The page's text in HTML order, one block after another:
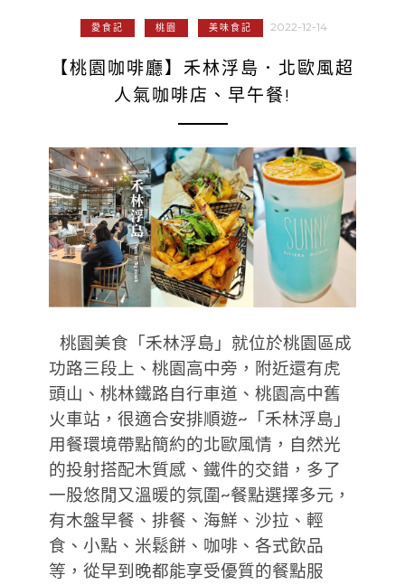
愛食記 桃園 美味食記 2022-12-14
【桃園咖啡廳】禾林浮島．北歐風超
人氣咖啡店、早午餐!
桃園美食「禾林浮島」就位於桃園區成
功路三段上、桃園高中旁，附近還有虎
頭山、桃林鐵路自行車道、桃園高中舊
火車站，很適合安排順遊~「禾林浮島」
用餐環境帶點簡約的北歐風情，自然光
的投射搭配木質感、鐵件的交錯，多了
一股悠閒又溫暖的氛圍~餐點選擇多元，
有木盤早餐、排餐、海鮮、沙拉、輕
食、小點、米鬆餅、咖啡、各式飲品
等，從早到晚都能享受優質的餐點服